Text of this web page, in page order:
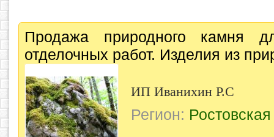
Продажа природного камня
отделочных работ. Изделия из
ИП Иванихин Р.С
Регион: